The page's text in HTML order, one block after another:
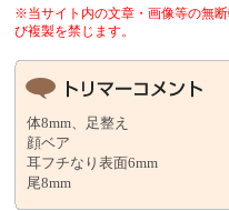
※当サイト内の文章・画像等の無断
び複製を禁じます。
体8mm、足整え
顔ベア
耳フチなり表面6mm
尾8mm